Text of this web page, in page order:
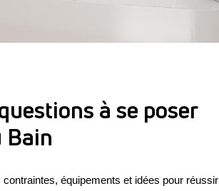
à se poser
Bain
équipements et idées pour réussir